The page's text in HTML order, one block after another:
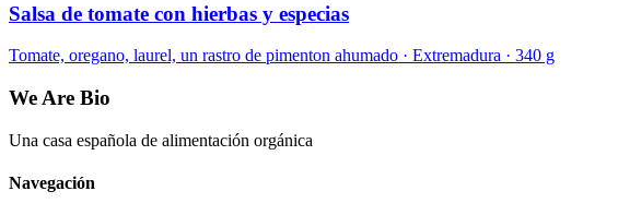
Salsa de tomate con hierbas y especias
Tomate, oregano, laurel, un rastro de pimenton ahumado · Extremadura · 340 g
We Are Bio
Una casa española de alimentación orgánica
Navegación